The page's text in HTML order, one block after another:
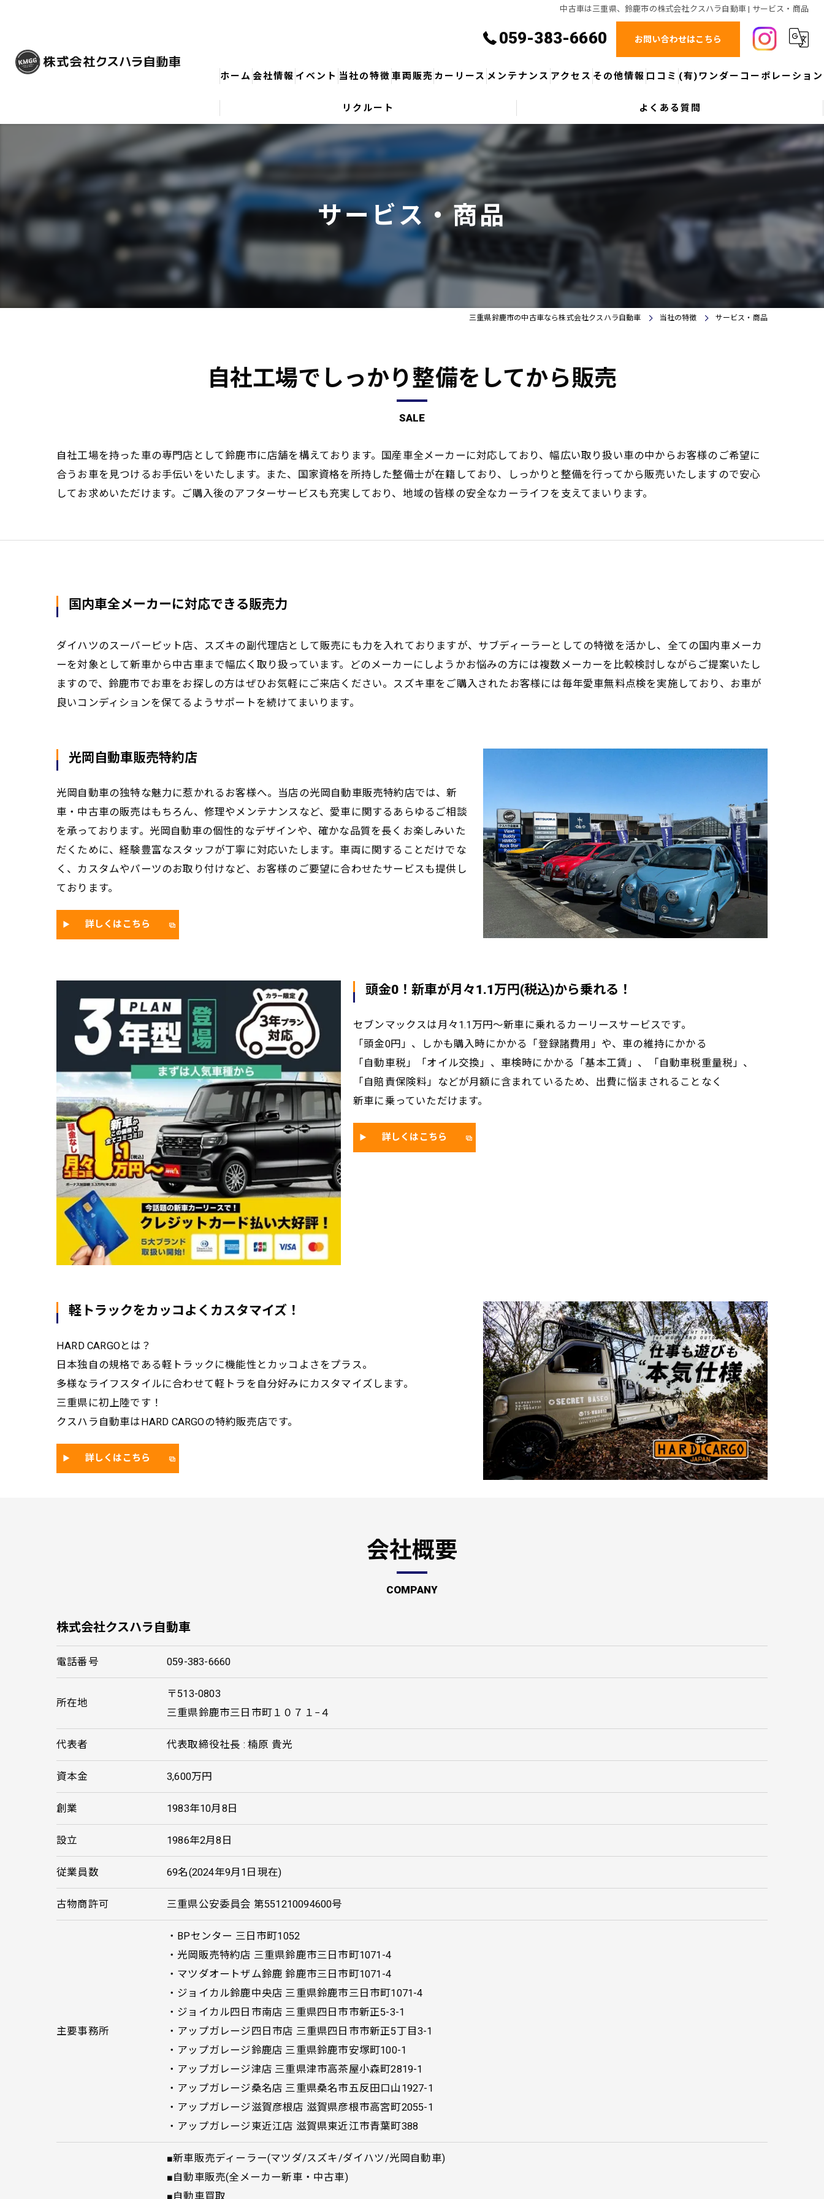
中古車は三重県、鈴鹿市の株式会社クスハラ自動車 | サービス・商品
059-383-6660 お問い合わせはこちら
ホーム 会社情報 イベント 当社の特徴 車両販売 カーリース メンテナンス アクセス
グループ紹介：KMG BPセンター(鈑金塗装総事業部)
その他情報
コラム
スマートフォンアプリについてのご案内
所有権解除についてのご案内
口コミ (有)ワンダーコーポレーション
アップガレージ津店
アップガレージ滋賀彦根店
アップガレージ東近江店
リクルート よくある質問
サービス・商品
三重県鈴鹿市の中古車なら株式会社クスハラ自動車 当社の特徴 サービス・商品
自社工場でしっかり整備をしてから販売
SALE
自社工場を持った車の専門店として鈴鹿市に店舗を構えております。国産車全メーカーに対応しており、幅広い取り扱い車の中からお客様のご希望に
合うお車を見つけるお手伝いをいたします。また、国家資格を所持した整備士が在籍しており、しっかりと整備を行ってから販売いたしますので安心
してお求めいただけます。ご購入後のアフターサービスも充実しており、地域の皆様の安全なカーライフを支えてまいります。
国内車全メーカーに対応できる販売力
ダイハツのスーパーピット店、スズキの副代理店として販売にも力を入れておりますが、サブディーラーとしての特徴を活かし、全ての国内車メーカ
ーを対象として新車から中古車まで幅広く取り扱っています。どのメーカーにしようかお悩みの方には複数メーカーを比較検討しながらご提案いたし
ますので、鈴鹿市でお車をお探しの方はぜひお気軽にご来店ください。スズキ車をご購入されたお客様には毎年愛車無料点検を実施しており、お車が
良いコンディションを保てるようサポートを続けてまいります。
光岡自動車販売特約店
光岡自動車の独特な魅力に惹かれるお客様へ。当店の光岡自動車販売特約店では、新
車・中古車の販売はもちろん、修理やメンテナンスなど、愛車に関するあらゆるご相談
を承っております。光岡自動車の個性的なデザインや、確かな品質を長くお楽しみいた
だくために、経験豊富なスタッフが丁寧に対応いたします。車両に関することだけでな
く、カスタムやパーツのお取り付けなど、お客様のご要望に合わせたサービスも提供し
ております。
詳しくはこちら
頭金0！新車が月々1.1万円(税込)から乗れる！
セブンマックスは月々1.1万円～新車に乗れるカーリースサービスです。
「頭金0円」、しかも購入時にかかる「登録諸費用」や、車の維持にかかる
「自動車税」「オイル交換」、車検時にかかる「基本工賃」、「自動車税重量税」、
「自賠責保険料」などが月額に含まれているため、出費に悩まされることなく
新車に乗っていただけます。
詳しくはこちら
軽トラックをカッコよくカスタマイズ！
HARD CARGOとは？
日本独自の規格である軽トラックに機能性とカッコよさをプラス。
多様なライフスタイルに合わせて軽トラを自分好みにカスタマイズします。
三重県に初上陸です！
クスハラ自動車はHARD CARGOの特約販売店です。
詳しくはこちら
会社概要
COMPANY
株式会社クスハラ自動車
電話番号 059-383-6660
所在地
〒513-0803
三重県鈴鹿市三日市町１０７１−４
代表者 代表取締役社長 : 楠原 貴光
資本金 3,600万円
創業 1983年10月8日
設立 1986年2月8日
従業員数 69名(2024年9月1日現在)
古物商許可 三重県公安委員会 第551210094600号
主要事務所
・BPセンター 三日市町1052
・光岡販売特約店 三重県鈴鹿市三日市町1071-4
・マツダオートザム鈴鹿 鈴鹿市三日市町1071-4
・ジョイカル鈴鹿中央店 三重県鈴鹿市三日市町1071-4
・ジョイカル四日市南店 三重県四日市市新正5-3-1
・アップガレージ四日市店 三重県四日市市新正5丁目3-1
・アップガレージ鈴鹿店 三重県鈴鹿市安塚町100-1
・アップガレージ津店 三重県津市高茶屋小森町2819-1
・アップガレージ桑名店 三重県桑名市五反田口山1927-1
・アップガレージ滋賀彦根店 滋賀県彦根市高宮町2055-1
・アップガレージ東近江店 滋賀県東近江市青葉町388
■新車販売ディーラー(マツダ/スズキ/ダイハツ/光岡自動車)
■自動車販売(全メーカー新車・中古車)
■自動車買取